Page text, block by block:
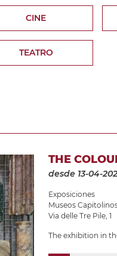
CINE
TEATRO
THE
desde 13-04-
Exposiciones
Museos
Via delle Tre Pile, 1
The exhibition in